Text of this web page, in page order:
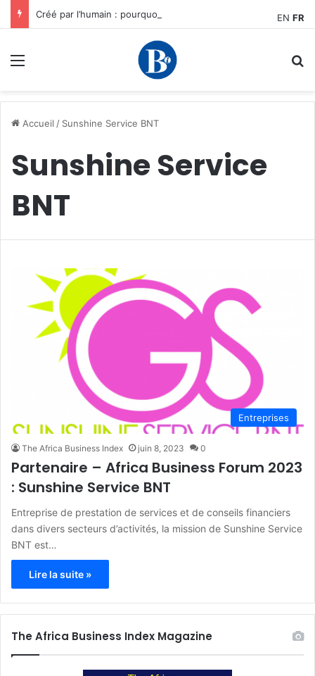
Créé par l’humain : pourquoi notre plus grand avantage à l’ère de l’IA reste humain, par Edward Tatchim
Accueil / Sunshine Service BNT
Sunshine Service
BNT
Entreprises
The Africa Business Index juin 8, 2023 0
Partenaire – Africa Business Forum 2023
: Sunshine Service BNT
Entreprise de prestation de services et de conseils financiers
dans divers secteurs d’activités, la mission de Sunshine Service
BNT est…
Lire la suite »
The Africa Business Index Magazine
EN FR